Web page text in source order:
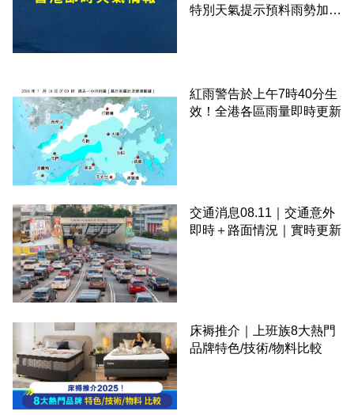
特別天氣提示預料雨勢加劇
紅雨警告於上午7時40分生
效！全港各區雨量即時更新
交通消息08.11｜交通意外
即時＋路面情況｜實時更新
床褥推介｜上班族8大熱門
品牌特色/技術/物料比較